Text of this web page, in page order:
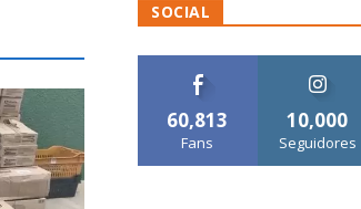
SOCIAL
60,813
Fans
10,000
Seguidores